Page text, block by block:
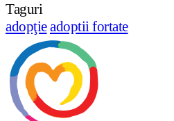
Taguri
adopţieadoptii fortate